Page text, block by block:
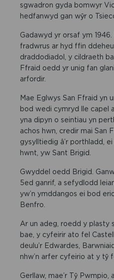
sgwadron gyda bomwyr
hedfanwyd gan wŷr o
Gadawyd yr orsaf ym
fradwrus ar hyd ffin
draddodiadol, y cildraeth
Ffraid oedd yr unig fan
arfordir.
Mae Eglwys San Ffraid yn
bod wedi cymryd lle capel
yna dipyn o seintiau yn
achos hwn, credir mai San
gysylltiedig â’r porthladd,
hwnt, yw Sant Brigid.
Gwyddel oedd Brigid.
5ed ganrif, a sefydlodd
yw’n ymddangos ei bod
Benfro.
Ar un adeg, roedd y plasty
bae, y cyfeirir ato fel
deulu’r Edwardes,
nhw’n arfer cyfeirio at y tŷ
Gerllaw, mae’r Tŷ Pwmpio,